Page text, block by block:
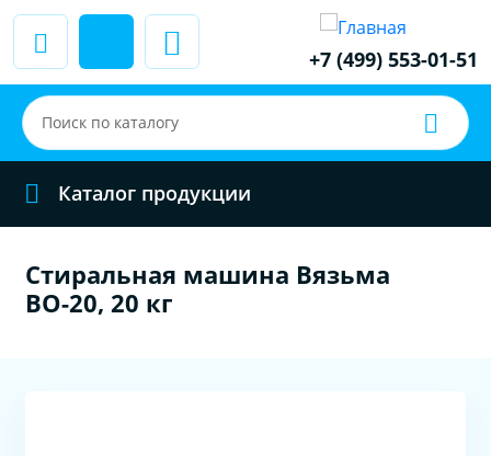
+7 (499) 553-01-51
Каталог продукции
Стиральная машина Вязьма
ВО-20, 20 кг